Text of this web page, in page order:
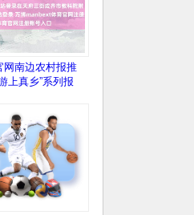
网南边农村报推
上真乡”系列报